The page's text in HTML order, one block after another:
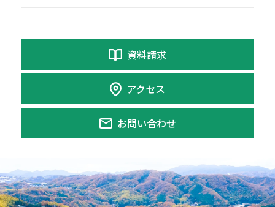
資料請求
アクセス
お問い合わせ